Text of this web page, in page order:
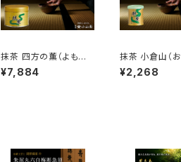
抹茶 四方の薫（よもの
かおり）150g缶
¥7,884
抹茶 小倉山（
ま）30g箱詰
¥2,268